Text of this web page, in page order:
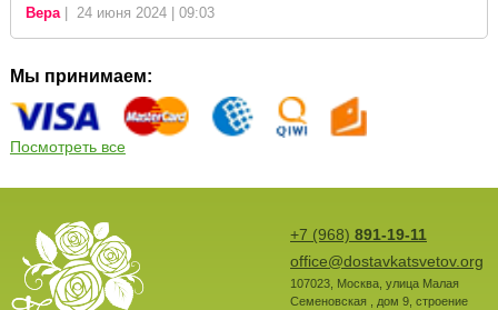
Вера| 24 июня 2024 | 09:03
Мы принимаем:
Посмотреть все
+7 (968) 891-19-11
office@dostavkatsvetov.org
107023, Москва, улица Малая
Семеновская , дом 9, строение